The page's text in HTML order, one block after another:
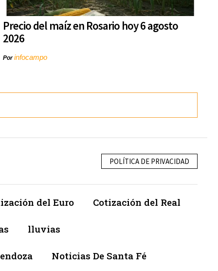
Precio del maíz en Rosario hoy 6 agosto
2026
Porinfocampo
POLÍTICA DE PRIVACIDAD
del Euro Cotización del Real
lluvias
Noticias De Santa Fé